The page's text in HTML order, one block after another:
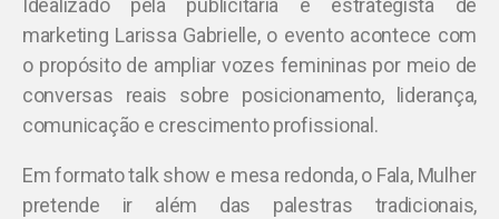
Idealizado pela publicitária e estrategista de
marketing Larissa Gabrielle, o evento acontece com
o propósito de ampliar vozes femininas por meio de
conversas reais sobre posicionamento, liderança,
comunicação e crescimento profissional.
Em formato talk show e mesa redonda, o Fala, Mulher
pretende ir além das palestras tradicionais,